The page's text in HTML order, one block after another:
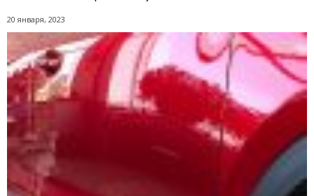
20 января, 2023